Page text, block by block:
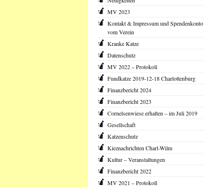
MV 2023
Kontakt & Impressum und Spendenkonto
vom Verein
Kranke Katze
Datenschutz
MV 2022 – Protokoll
Fundkatze 2019-12-18 Charlottenburg
Finanzbericht 2024
Finanzbericht 2023
Cornelsenwiese erhalten – im Juli 2019
Gesellschaft
Katzenschutz
Kieznachrichten Charl-Wilm
Kultur – Veranstaltungen
Finanzbericht 2022
MV 2021 – Protokoll